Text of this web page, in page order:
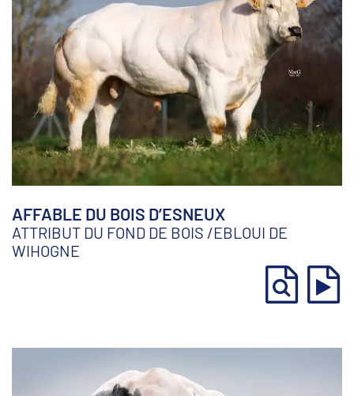
AFFABLE DU BOIS D’ESNEUX
ATTRIBUT DU FOND DE BOIS /EBLOUI DE
WIHOGNE